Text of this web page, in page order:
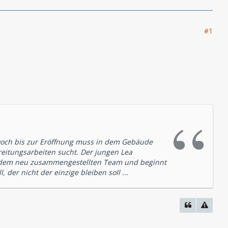
#1
bis zur Eröffnung muss in dem Gebäude
sucht. Der jungen Lea
neu zusammengestellten Team und beginnt
der nicht der einzige bleiben soll ...